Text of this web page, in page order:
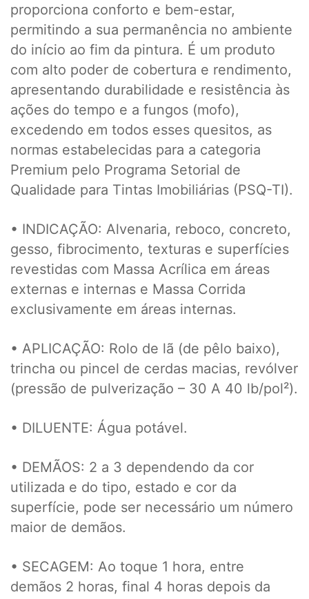
proporciona conforto e bem-estar,
permitindo a sua permanência no ambiente
do início ao fim da pintura. É um produto
com alto poder de cobertura e rendimento,
apresentando durabilidade e resistência às
ações do tempo e a fungos (mofo),
excedendo em todos esses quesitos, as
normas estabelecidas para a categoria
Premium pelo Programa Setorial de
Qualidade para Tintas Imobiliárias (PSQ-TI).
• INDICAÇÃO: Alvenaria, reboco, concreto,
gesso, fibrocimento, texturas e superfícies
revestidas com Massa Acrílica em áreas
externas e internas e Massa Corrida
exclusivamente em áreas internas.
• APLICAÇÃO: Rolo de lã (de pêlo baixo),
trincha ou pincel de cerdas macias, revólver
(pressão de pulverização – 30 A 40 lb/pol²).
• DILUENTE: Água potável.
• DEMÃOS: 2 a 3 dependendo da cor
utilizada e do tipo, estado e cor da
superfície, pode ser necessário um número
maior de demãos.
• SECAGEM: Ao toque 1 hora, entre
demãos 2 horas, final 4 horas depois da